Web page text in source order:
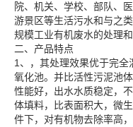
院、机关、学校、部队、
游景区等生活污水和与之
规模工业有机废水的处理
二、产品特点
1、，其处理效果优于完
氧化池。并比活性污泥池
性能好，出水水质稳定，
体填料，比表面积大，微
件下，对有机物去除率高